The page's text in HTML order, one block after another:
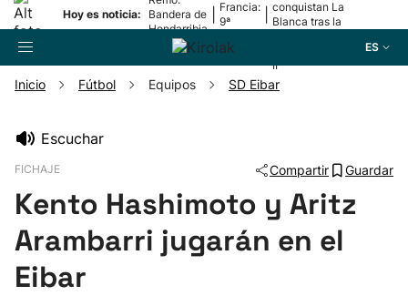
Hoy es noticia:
Bandera de
Hondarribia
Francia:
9ª
conquistan La
Blanca tras la
II
ES
Pelota
Remo
Inicio Fútbol Equipos SD Eibar
Escuchar
FICHAJE Compartir Guardar
Kento Hashimoto y Aritz
Arambarri jugarán en el
Eibar